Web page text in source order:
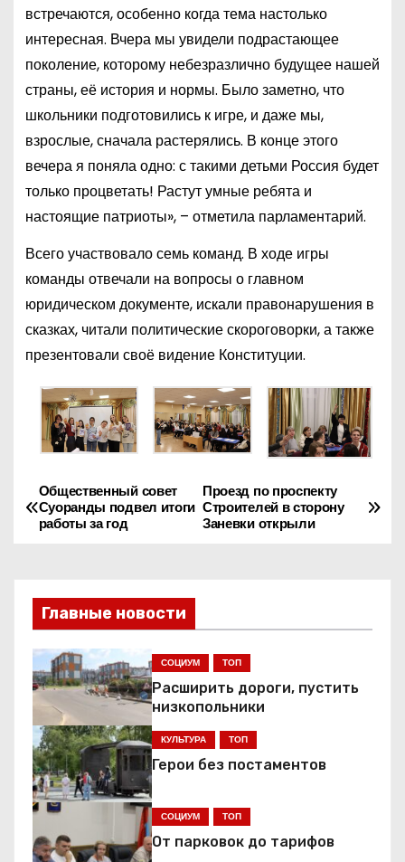
встречаются, особенно когда тема настолько
интересная. Вчера мы увидели подрастающее
поколение, которому небезразлично будущее нашей
страны, её история и нормы. Было заметно, что
школьники подготовились к игре, и даже мы,
взрослые, сначала растерялись. В конце этого
вечера я поняла одно: с такими детьми Россия будет
только процветать! Растут умные ребята и
настоящие патриоты», – отметила парламентарий.
Всего участвовало семь команд. В ходе игры
команды отвечали на вопросы о главном
юридическом документе, искали правонарушения в
сказках, читали политические скороговорки, а также
презентовали своё видение Конституции.
Н
а
г
а
ц
и
я
п
Проезд по проспекту
Строителей в сторону
Заневки открыли
Общественный совет
Суоранды подвел итоги
работы за год
Главные новости
СОЦИУМ ТОП
Расширить дороги, пустить
низкопольники
КУЛЬТУРА ТОП
Герои без постаментов
СОЦИУМ ТОП
От парковок до тарифов